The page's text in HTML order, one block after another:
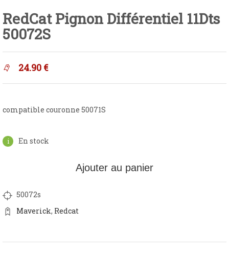
RedCat Pignon Différentiel 11Dts
50072S
24.90 €
compatible couronne 50071S
En stock
Ajouter au panier
50072s
Maverick, Redcat